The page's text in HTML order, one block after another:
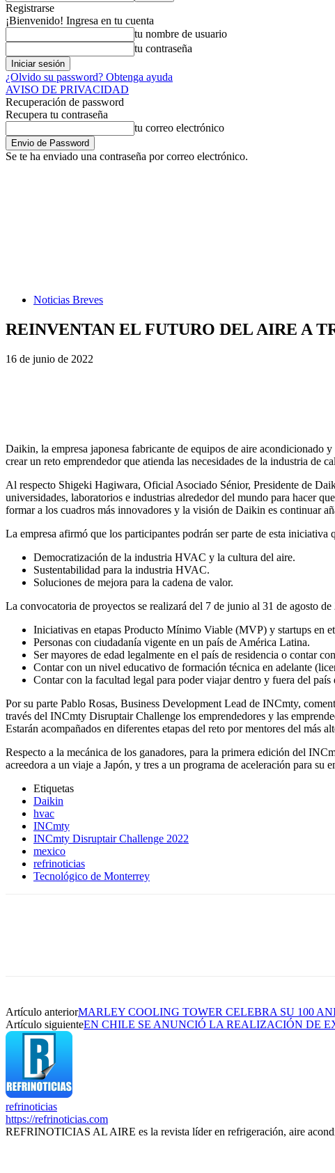
Registrarse
¡Bienvenido! Ingresa en tu cuenta
tu nombre de usuario
tu contraseña
¿Olvido su password? Obtenga ayuda
AVISO DE PRIVACIDAD
Recuperación de password
Recupera tu contraseña
tu correo electrónico
Se te ha enviado una contraseña por correo electrónico.
Noticias Breves
REINVENTAN EL FUTURO DEL AIRE A
16 de junio de 2022
Daikin, la empresa japonesa fabricante de equipos de aire
crear un reto emprendedor que atienda las necesidades de la industria
Al respecto Shigeki Hagiwara, Oficial Asociado Sénior, Presidente de
universidades, laboratorios e industrias alrededor del mundo para hacer
formar a los cuadros más innovadores y la visión de Daikin es continuar
La empresa afirmó que los participantes podrán ser parte de esta
Democratización de la industria HVAC y la cultura del aire.
Sustentabilidad para la industria HVAC.
Soluciones de mejora para la cadena de valor.
La convocatoria de proyectos se realizará del 7 de junio al 31 de agosto
Iniciativas en etapas Producto Mínimo Viable (MVP) y startups en
Personas con ciudadanía vigente en un país de América Latina.
Ser mayores de edad legalmente en el país de residencia o contar
Contar con un nivel educativo de formación técnica en adelante
Contar con la facultad legal para poder viajar dentro y fuera del
Por su parte Pablo Rosas, Business Development Lead de INCmty,
través del INCmty Disruptair Challenge los emprendedores y las
Estarán acompañados en diferentes etapas del reto por mentores del más
Respecto a la mecánica de los ganadores, para la primera edición del
acreedora a un viaje a Japón, y tres a un programa de aceleración para
Etiquetas
Daikin
hvac
INCmty
INCmty Disruptair Challenge 2022
mexico
refrinoticias
Tecnológico de Monterrey
Artículo anteriorMARLEY COOLING TOWER CELEBRA SU 100
Artículo siguienteEN CHILE SE ANUNCIÓ LA REALIZACIÓN DE
refrinoticias
https://refrinoticias.com
REFRINOTICIAS AL AIRE es la revista líder en refrigeración, aire